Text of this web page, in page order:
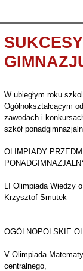
W ubiegłym roku
Ogólnokształcącym
zawodach i
szkół
OLIMPIADY
LI Olimpiada Wiedzy
Krzysztof Smutek
OGÓLNOPOLSKIE
V Olimpiada
centralnego,